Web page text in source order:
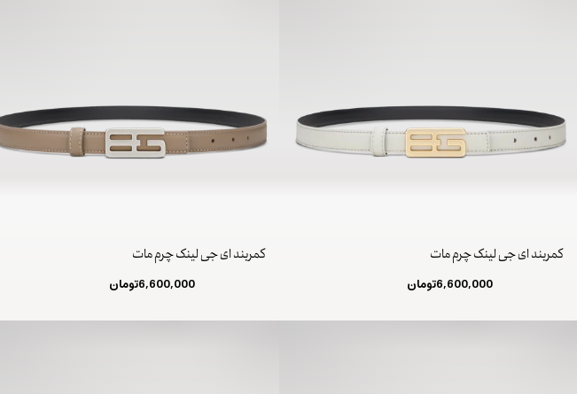
کمربند ای جی لینک چرم مات
6,600,000تومان
کمربند ای جی لینک چرم مات
6,600,000تومان